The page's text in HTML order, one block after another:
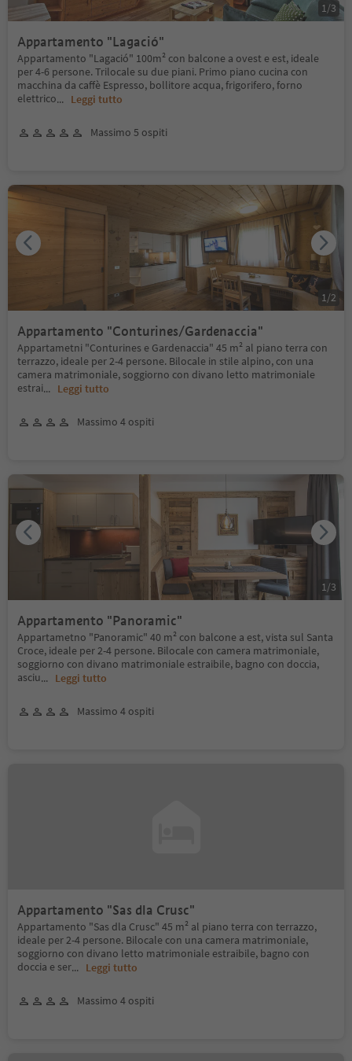
Appartamento "Lagació"
Appartamento "Lagació" 100m² con balcone a ovest e est, ideale
per 4-6 persone. Trilocale su due piani. Primo piano cucina con
macchina da caffè Espresso, bollitore acqua, frigorifero, forno
elettrico... Leggi tutto
Massimo 5 ospiti
1/3
Appartamento "Conturines/Gardenaccia"
Appartametni "Conturines e Gardenaccia" 45 m² al piano terra con
terrazzo, ideale per 2-4 persone. Bilocale in stile alpino, con una
camera matrimoniale, soggiorno con divano letto matrimoniale
estrai... Leggi tutto
Massimo 4 ospiti
1/2
Appartamento "Panoramic"
Appartametno "Panoramic" 40 m² con balcone a est, vista sul Santa
Croce, ideale per 2-4 persone. Bilocale con camera matrimoniale,
soggiorno con divano matrimoniale estraibile, bagno con doccia,
asciu... Leggi tutto
Massimo 4 ospiti
1/3
Appartamento "Sas dla Crusc"
Appartamento "Sas dla Crusc" 45 m² al piano terra con terrazzo,
ideale per 2-4 persone. Bilocale con una camera matrimoniale,
soggiorno con divano letto matrimoniale estraibile, bagno con
doccia e ser... Leggi tutto
Massimo 4 ospiti